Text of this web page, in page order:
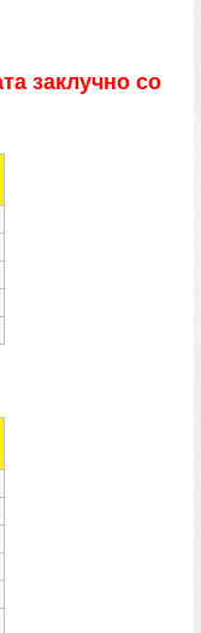
заклучно со